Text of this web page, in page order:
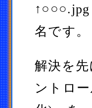
名です。
解決を
ントロ